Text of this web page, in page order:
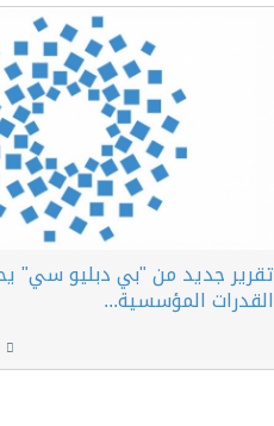
تقرير جديد من "بي دبليو سي"
القدرات المؤسسية...